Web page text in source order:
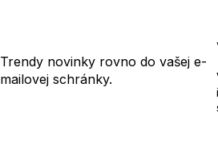
Trendy novinky rovno do vašej e-
mailovej schránky.